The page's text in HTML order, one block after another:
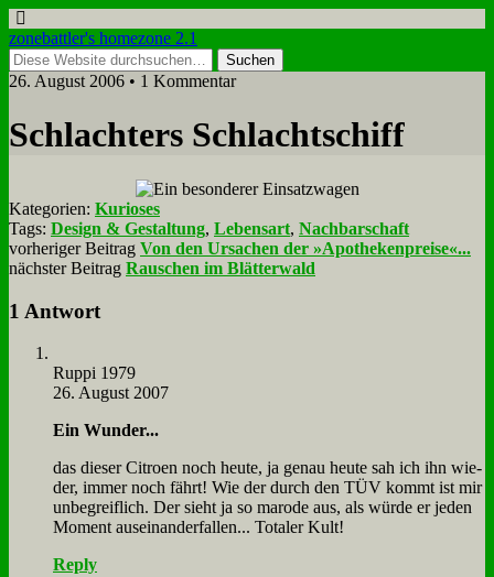
zonebattler's homezone 2.1
26. August 2006 • 1 Kommentar
Schlach­ters Schlacht­schiff
Kategorien: Kurioses
Tags: Design & Gestaltung, Lebensart, Nachbarschaft
vorheriger Beitrag Von den Ursachen der »Apothekenpreise«...
nächster Beitrag Rauschen im Blätterwald
1 Antwort
Rup­pi 1979
26. August 2007
Ein Wun­der...
das die­ser Ci­tro­en noch heu­te, ja ge­nau heu­te sah ich ihn wie­
der, im­mer noch fährt! Wie der durch den TÜV kommt ist mir
un­be­greif­lich. Der sieht ja so ma­ro­de aus, als wür­de er je­den
Mo­ment aus­ein­an­der­fal­len... To­ta­ler Kult!
Reply